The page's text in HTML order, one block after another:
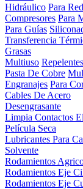
Hidráulico Para
Compresores Para
Para Guías
Transferencia
Grasas
Multiuso
Pasta De Cobre
Engranajes Para
Cables De Acero
Desengrasante
Limpia Contactos
Película Seca
Lubricantes Para
Solvente
Rodamientos
Rodamientos Eje
Rodamientos Eje